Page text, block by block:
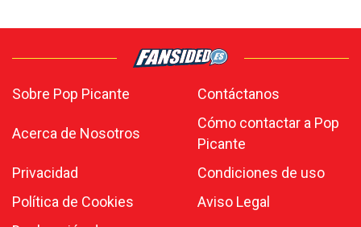
Sobre Pop Picante Contáctanos
Acerca de Nosotros
Cómo contactar a Pop
Picante
Privacidad
Condiciones de uso
Política de Cookies
Aviso Legal